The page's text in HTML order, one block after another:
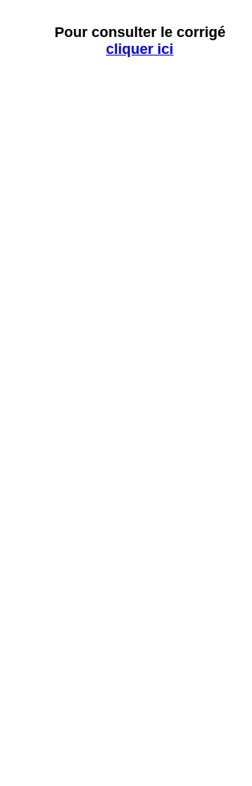
Pour consulter le corrigé
cliquer ici